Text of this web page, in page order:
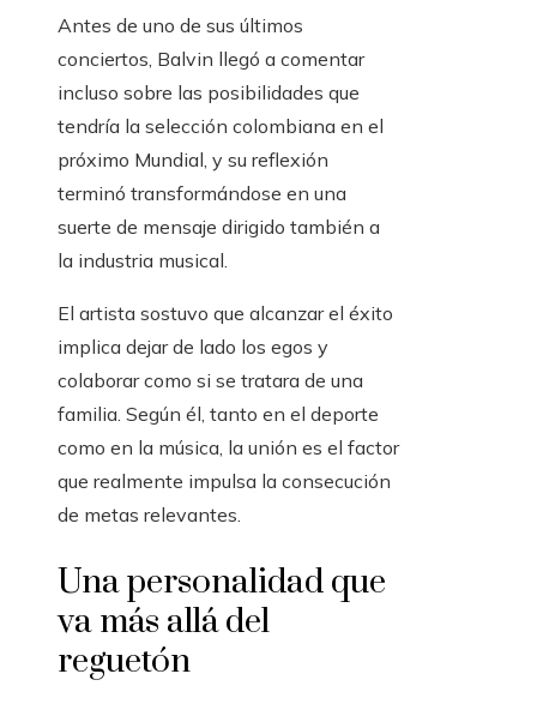
Antes de uno de sus últimos
conciertos, Balvin llegó a comentar
incluso sobre las posibilidades que
tendría la selección colombiana en el
próximo Mundial, y su reflexión
terminó transformándose en una
suerte de mensaje dirigido también a
la industria musical.
El artista sostuvo que alcanzar el éxito
implica dejar de lado los egos y
colaborar como si se tratara de una
familia. Según él, tanto en el deporte
como en la música, la unión es el factor
que realmente impulsa la consecución
de metas relevantes.
Una personalidad que
va más allá del
reguetón